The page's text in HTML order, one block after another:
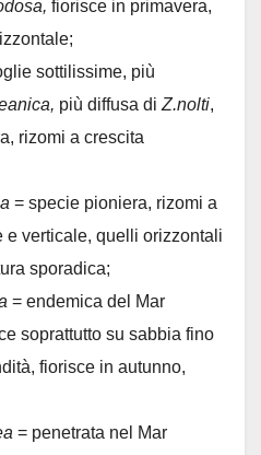
fiorisce in primavera,
sottilissime, più
più diffusa di Z.nolti,
rizomi a crescita
= specie pioniera, rizomi a
e verticale, quelli orizzontali
sporadica;
= endemica del Mar
soprattutto su sabbia fino
fiorisce in autunno,
= penetrata nel Mar